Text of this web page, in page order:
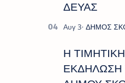
ΔΕΥΑΣ
Η ΤΙΜΗΤΙΚΗ
ΕΚΔΗΛΩΣΗ